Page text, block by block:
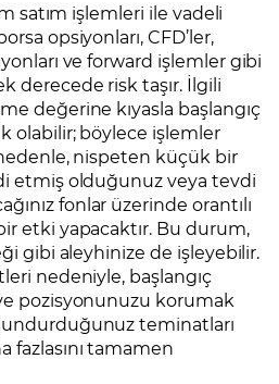
satım işlemleri ile vadeli
opsiyonları, CFD’ler,
ve forward işlemler gibi
derecede risk taşır. İlgili
değerine kıyasla başlangıç
olabilir; böylece işlemler
nedenle, nispeten küçük bir
etmiş olduğunuz veya tevdi
fonlar üzerinde orantılı
etki yapacaktır. Bu durum,
gibi aleyhinize de işleyebilir.
nedeniyle, başlangıç
pozisyonunuzu korumak
teminatları
fazlasını tamamen